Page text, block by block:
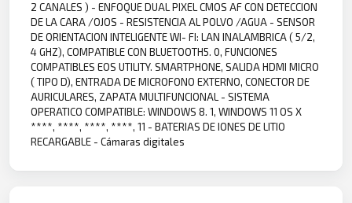
2 CANALES ) - ENFOQUE DUAL PIXEL CMOS AF CON DETECCION
DE LA CARA /OJOS - RESISTENCIA AL POLVO /AGUA - SENSOR
DE ORIENTACION INTELIGENTE WI- FI: LAN INALAMBRICA ( 5/2,
4 GHZ), COMPATIBLE CON BLUETOOTH5. 0, FUNCIONES
COMPATIBLES EOS UTILITY. SMARTPHONE, SALIDA HDMI MICRO
( TIPO D), ENTRADA DE MICROFONO EXTERNO, CONECTOR DE
AURICULARES, ZAPATA MULTIFUNCIONAL - SISTEMA
OPERATICO COMPATIBLE: WINDOWS 8. 1, WINDOWS 11 OS X
****, ****, ****, ****, 11 - BATERIAS DE IONES DE LITIO
RECARGABLE - Cámaras digitales